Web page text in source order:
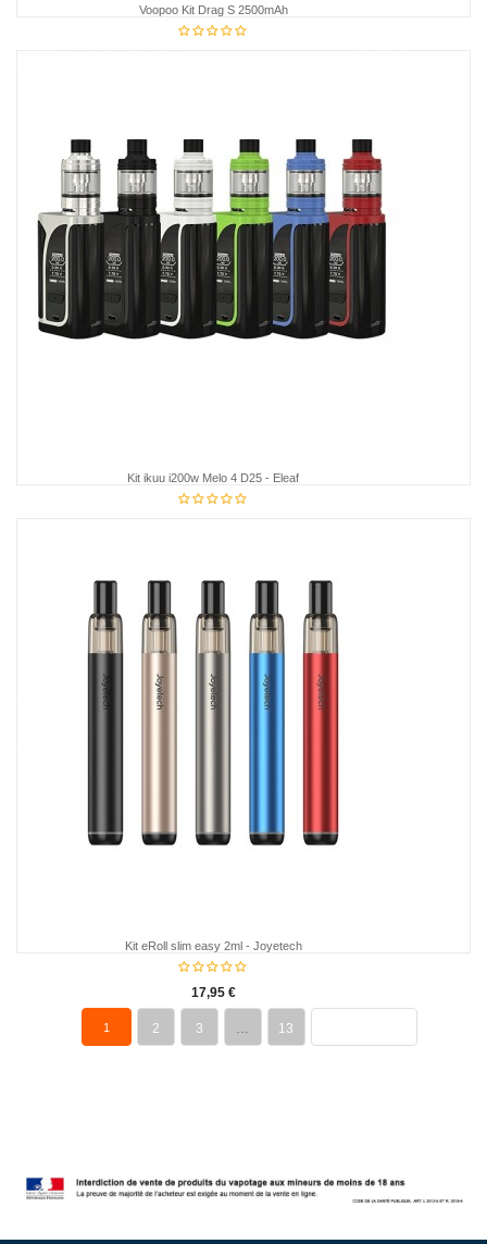
Voopoo Kit Drag S 2500mAh
Kit ikuu i200w Melo 4 D25 - Eleaf
Kit eRoll slim easy 2ml - Joyetech
17,95 €
1 2 3 13